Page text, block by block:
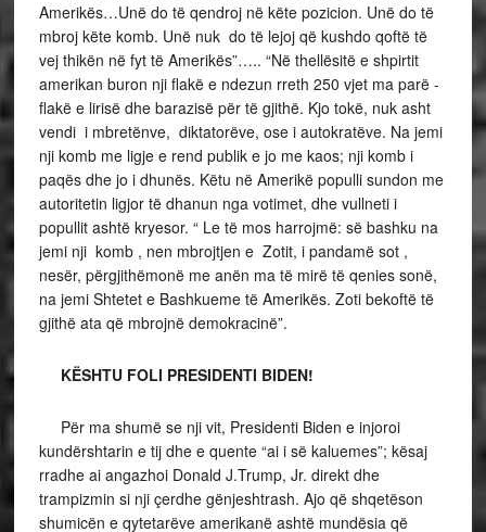
Amerikës…Unë do të qendroj në këte pozicion. Unë do të
mbroj këte komb. Unë nuk do të lejoj që kushdo qoftë të
vej thikën në fyt të Amerikës”….. “Në thellësitë e shpirtit
amerikan buron nji flakë e ndezun rreth 250 vjet ma parë -
flakë e lirisë dhe barazisë për të gjithë. Kjo tokë, nuk asht
vendi i mbretënve, diktatorëve, ose i autokratëve. Na jemi
nji komb me ligje e rend publik e jo me kaos; nji komb i
paqës dhe jo i dhunës. Këtu në Amerikë populli sundon me
autoritetin ligjor të dhanun nga votimet, dhe vullneti i
popullit ashtë kryesor. “ Le të mos harrojmë: së bashku na
jemi nji komb , nen mbrojtjen e Zotit, i pandamë sot ,
nesër, përgjithëmonë me anën ma të mirë të qenies sonë,
na jemi Shtetet e Bashkueme të Amerikës. Zoti bekoftë të
gjithë ata që mbrojnë demokracinë”.
KËSHTU FOLI PRESIDENTI BIDEN!
Për ma shumë se nji vit, Presidenti Biden e injoroi
kundërshtarin e tij dhe e quente “ai i së kaluemes”; kësaj
rradhe ai angazhoi Donald J.Trump, Jr. direkt dhe
trampizmin si nji çerdhe gënjeshtrash. Ajo që shqetëson
shumicën e qytetarëve amerikanë ashtë mundësia që